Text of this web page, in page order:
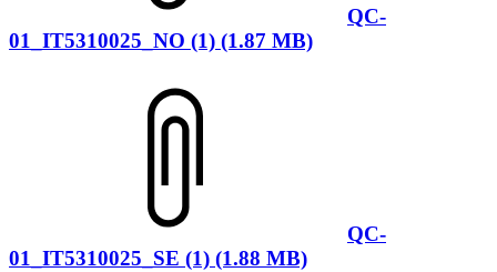
QC-
01_IT5310025_NO (1) (1.87 MB)
QC-
01_IT5310025_SE (1) (1.88 MB)